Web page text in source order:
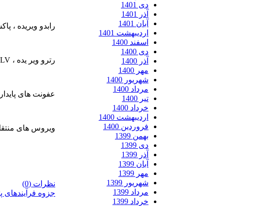
دی 1401
آذر 1401
آبان 1401
اردیبهشت 1401
اسفند 1400
دی 1400
آذر 1400
مهر 1400
شهریور 1400
مرداد 1400
تیر 1400
خرداد 1400
اردیبهشت 1400
فروردین 1400
بهمن 1399
دی 1399
آذر 1399
آبان 1399
مهر 1399
شهریور 1399
مرداد 1399
خرداد 1399
رابدو ویریده ،
رترو ویر یده ، HIV ، HTLV
عفونت های
ویروس های
نظرات (0)
جزوه فرآیندهای